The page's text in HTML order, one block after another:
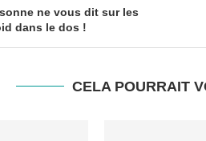
ne vous dit sur les
dans le dos !
CELA POURRAIT